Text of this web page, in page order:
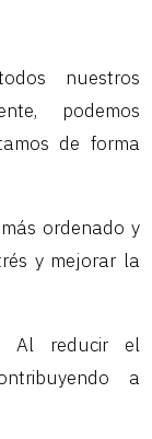
nuestros
podemos
de forma
ordenado y
y mejorar la
Al reducir el
a